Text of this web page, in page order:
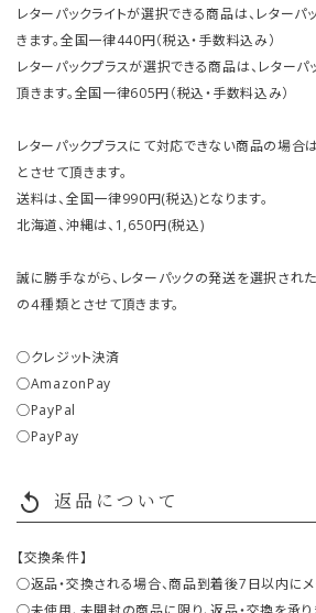
レターパックライトが選択できる商品は、レターパ
きます。全国一律440円（税込・手数料込み）
レターパックプラスが選択できる商品は、レター
頂きます。全国一律605円（税込・手数料込み）
レターパックプラスにて対応できない商品の場合
とさせて頂きます。
送料は、全国一律990円(税込)となります。
北海道、沖縄は、1,650円(税込)
誠に勝手ながら、レターパックの発送を選択され
の４種類とさせて頂きます。
○クレジット決済
○AmazonPay
○PayPal
○PayPay
replay 返品について
【交換条件】
○返品・交換される場合、商品到着後7日以内にメ